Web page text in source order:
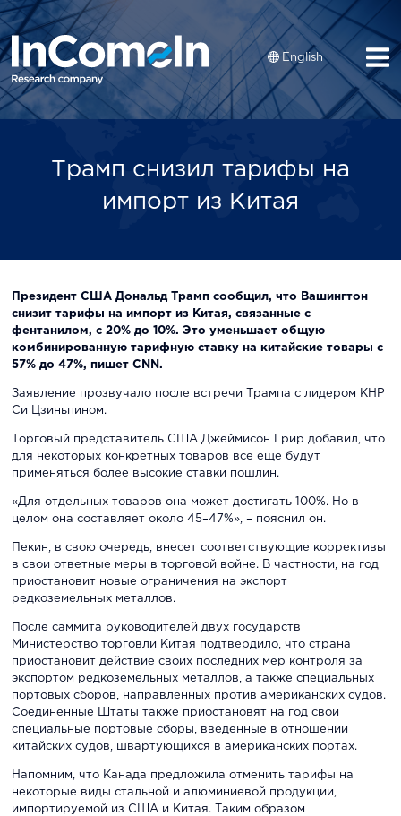
English
Трамп снизил тарифы на
импорт из Китая
Президент США Дональд Трамп сообщил, что Вашингтон
снизит тарифы на импорт из Китая, связанные с
фентанилом, с 20% до 10%. Это уменьшает общую
комбинированную тарифную ставку на китайские товары с
57% до 47%, пишет CNN.
Заявление прозвучало после встречи Трампа с лидером КНР
Си Цзиньпином.
Торговый представитель США Джеймисон Грир добавил, что
для некоторых конкретных товаров все еще будут
применяться более высокие ставки пошлин.
«Для отдельных товаров она может достигать 100%. Но в
целом она составляет около 45–47%», – пояснил он.
Пекин, в свою очередь, внесет соответствующие коррективы
в свои ответные меры в торговой войне. В частности, на год
приостановит новые ограничения на экспорт
редкоземельных металлов.
После саммита руководителей двух государств
Министерство торговли Китая подтвердило, что страна
приостановит действие своих последних мер контроля за
экспортом редкоземельных металлов, а также специальных
портовых сборов, направленных против американских судов.
Соединенные Штаты также приостановят на год свои
специальные портовые сборы, введенные в отношении
китайских судов, швартующихся в американских портах.
Напомним, что Канада предложила отменить тарифы на
некоторые виды стальной и алюминиевой продукции,
импортируемой из США и Китая. Таким образом